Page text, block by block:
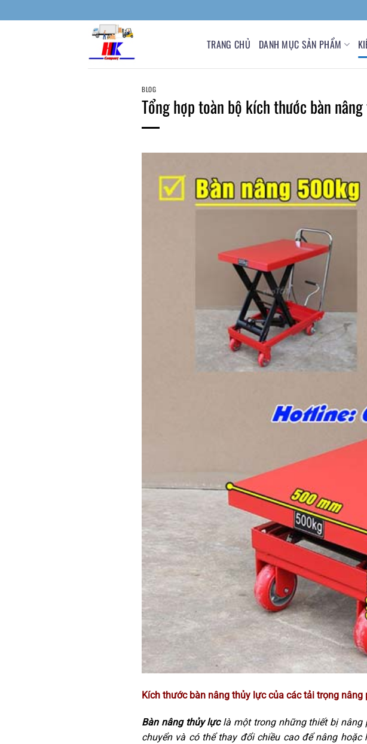
qua
TRANG CHỦ DANH MỤC SẢN PHẨM
BLOG
Tổng hợp toàn bộ kích thước bàn
Kích thước bàn nâng thủy lực của các tải trọng nâng
Bàn nâng thủy lựclà một trong những thiết bị nâng
chuyển và có thể thay đổi chiều cao để nâng